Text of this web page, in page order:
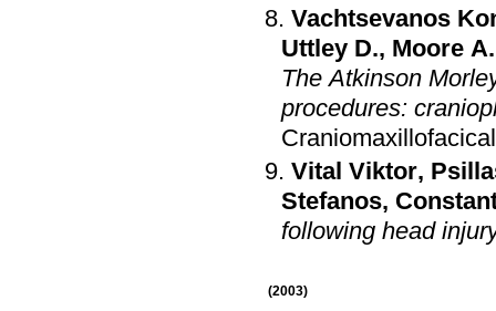
Vachtsevanos
Uttley D., Moore
The Atkinson
procedures:
Vital Viktor,
Stefanos,
following head
(2003)